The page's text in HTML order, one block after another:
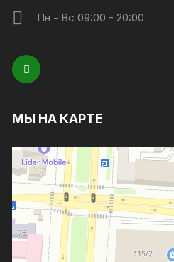
Пн - Вс 09:00 - 20:00
МЫ НА КАРТЕ